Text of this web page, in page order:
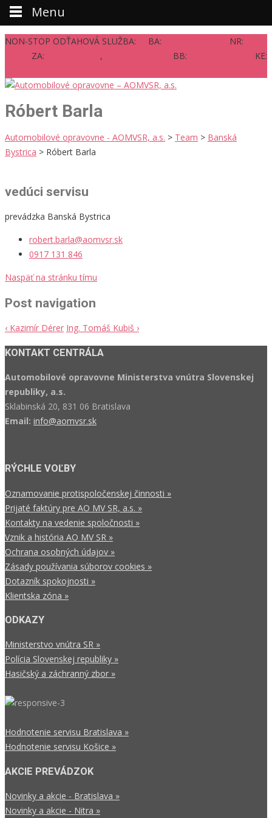
NON-STOP ODŤAHOVÁ SLUŽBA: BA: NR:
ZA: , BB:
KE:
Róbert Barla
Automobilové opravovne - AOMVSR, a.s. > Team > Banská
Bystrica > Róbert Barla
vedúci servisu
prevádzka Banská Bystrica
robert.barla@aomvsr.sk
0917 131 846
Naspäť na stránku tímu
Post navigation
‹ Kazimír Dérer Ing. Tomáš Kubiš ›
KONTAKT CENTRÁLA
Automobilové opravovne Ministerstva vnútra Slovenskej
republiky, a.s.
Sklabinská 20, 831 06 Bratislava
Email: info@aomvsr.sk
RÝCHLE VOĽBY
Oznamovanie protispoločenskej činnosti »
Prijaté faktúry pre AO MV SR, a.s. »
Kontakty na vedenie spoločnosti »
Vznik a história AO MV SR »
Ochrana osobných údajov »
Zásady používania súborov cookies »
Dotazník spokojnosti »
Klientska zóna »
ODKAZY
Ministerstvo vnútra SR »
Polícia Slovenskej republiky »
Hasičský a záchranný zbor »
Hodnotenie servisu Bratislava »
Hodnotenie servisu Košice »
AKCIE PREVÁDZOK
Novinky a akcie - Bratislava »
Novinky a akcie - Nitra »
Menu